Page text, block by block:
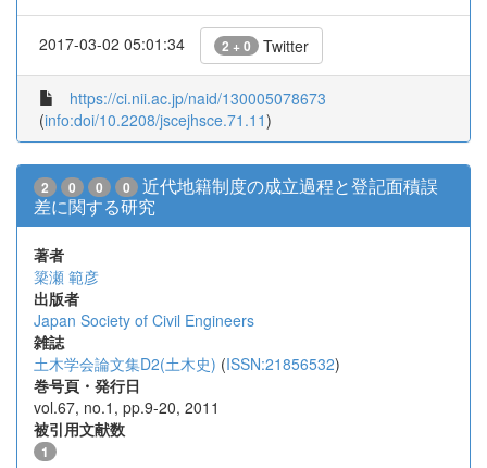
2017-03-02 05:01:34 2 + 0 Twitter
https://ci.nii.ac.jp/naid/130005078673
(info:doi/10.2208/jscejhsce.71.11)
2 0 0 0
近代地籍制度の成立過程と登記面積誤
差に関する研究
著者
簗瀬 範彦
出版者
Japan Society of Civil Engineers
雑誌
土木学会論文集D2(土木史) (ISSN:21856532)
巻号頁・発行日
vol.67, no.1, pp.9-20, 2011
被引用文献数
1